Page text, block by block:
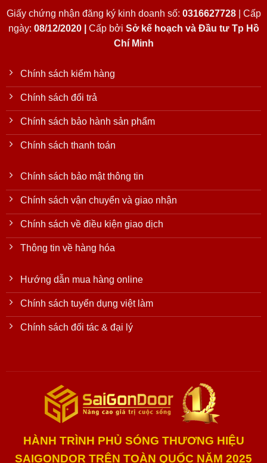
Giấy chứng nhận đăng ký kinh doanh số: 0316627728| Cấp
ngày: 08/12/2020 | Cấp bởi Sở kế hoạch và Đầu tư Tp Hồ
Chí Minh
Chính sách kiểm hàng
Chính sách đổi trả
Chính sách bảo hành sản phẩm
Chính sách thanh toán
Chính sách bảo mật thông tin
Chính sách vận chuyển và giao nhận
Chính sách về điều kiện giao dịch
Thông tin về hàng hóa
Hướng dẫn mua hàng online
Chính sách tuyển dụng việt làm
Chính sách đối tác & đại lý
HÀNH TRÌNH PHỦ SÓNG THƯƠNG HIỆU
SAIGONDOR TRÊN TOÀN QUỐC NĂM 2025